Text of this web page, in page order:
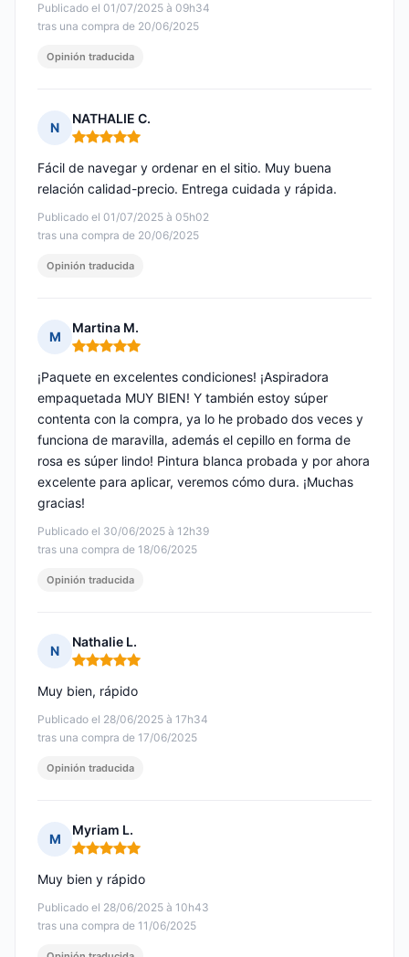
Publicado el 01/07/2025 à 09h34
tras una compra de 20/06/2025
Opinión traducida
N
NATHALIE C.
Nota: 5 de 5
Publicado el 01/07/2025 à 05h02
tras una compra de 20/06/2025
Fácil de navegar y ordenar en el sitio. Muy buena
relación calidad-precio. Entrega cuidada y rápida.
Opinión traducida
M
Martina M.
Nota: 5 de 5
Publicado el 30/06/2025 à 12h39
tras una compra de 18/06/2025
¡Paquete en excelentes condiciones! ¡Aspiradora
empaquetada MUY BIEN! Y también estoy súper
contenta con la compra, ya lo he probado dos veces y
funciona de maravilla, además el cepillo en forma de
rosa es súper lindo! Pintura blanca probada y por ahora
excelente para aplicar, veremos cómo dura. ¡Muchas
gracias!
Opinión traducida
N
Nathalie L.
Nota: 5 de 5
Publicado el 28/06/2025 à 17h34
tras una compra de 17/06/2025
Muy bien, rápido
Opinión traducida
M
Myriam L.
Nota: 5 de 5
Publicado el 28/06/2025 à 10h43
tras una compra de 11/06/2025
Muy bien y rápido